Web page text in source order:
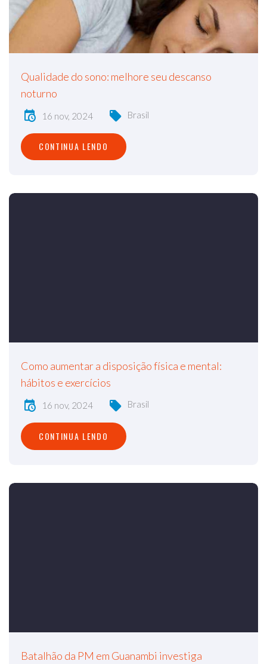
Qualidade do sono: melhore seu descanso
noturno
16 nov, 2024 Brasil
CONTINUA LENDO
Como aumentar a disposição física e mental:
hábitos e exercícios
16 nov, 2024 Brasil
CONTINUA LENDO
Batalhão da PM em Guanambi investiga